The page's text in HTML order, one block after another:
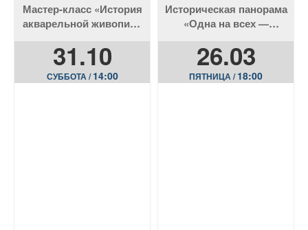
Мастер-класс «История
акварельной живописи
Историческая панорама
«Одна на всех —
31.10
СУББОТА /14:00
26.03
ПЯТНИЦА /18:00